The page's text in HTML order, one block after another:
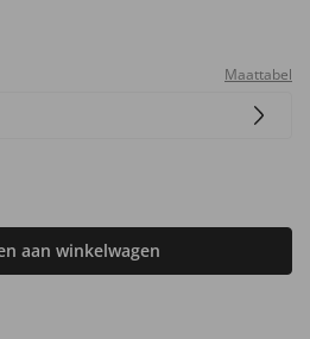
Maattabel
aan winkelwagen